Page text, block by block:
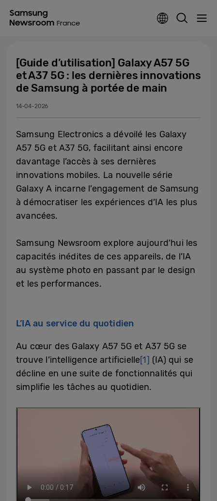
[Guide d’utilisation] Galaxy A57 5G
et A37 5G : les dernières innovations
de Samsung à portée de main
14-04-2026
Samsung Electronics a dévoilé les Galaxy
A57 5G et A37 5G, facilitant ainsi encore
davantage l’accès à ses dernières
innovations mobiles. La nouvelle série
Galaxy A incarne l’engagement de Samsung
à démocratiser les expériences d’IA les plus
avancées.
Samsung Newsroom explore aujourd’hui les
capacités inédites de ces appareils, de l’IA
au système photo en passant par le design
et les performances.
L’IA au service du quotidien
Au cœur des Galaxy A57 5G et A37 5G se
trouve l’intelligence artificielle[1] (IA) qui se
décline en une suite de fonctionnalités qui
simplifie les tâches au quotidien.